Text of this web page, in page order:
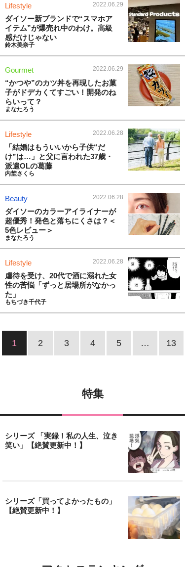
Lifestyle 2022.06.29
ダイソー新ブランドで“スマホア
イテム”が爆売れ中のわけ。高級
感だけじゃない
鈴木美奈子
Gourmet 2022.06.29
“かつや”のカツ丼を再現したお菓
子がドデカくてすごい！開発のね
らいって？
まなたろう
Lifestyle 2022.06.28
「結婚はもういいから子供“だ
け”は…」と父に言われた37歳・
派遣OLの葛藤
内埜さくら
Beauty 2022.06.28
ダイソーのカラーアイライナーが
超優秀！発色と落ちにくさは？＜
5色レビュー＞
まなたろう
Lifestyle 2022.06.28
虐待を受け、20代で酒に溺れた女
性の苦悩「ずっと居場所がなかっ
た」
もちづき千代子
1 2 3 4 5 … 13
特集
シリーズ 「実録！私の人生、泣き
笑い」【絶賛更新中！】
シリーズ「買ってよかったもの」
【絶賛更新中！】